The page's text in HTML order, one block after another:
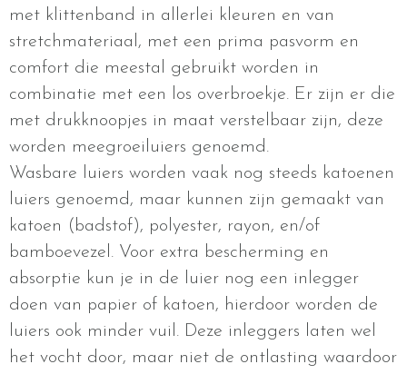
met klittenband in allerlei kleuren en van
stretchmateriaal, met een prima pasvorm en
comfort die meestal gebruikt worden in
combinatie met een los overbroekje. Er zijn er die
met drukknoopjes in maat verstelbaar zijn, deze
worden meegroeiluiers genoemd.
Wasbare luiers worden vaak nog steeds katoenen
luiers genoemd, maar kunnen zijn gemaakt van
katoen (badstof), polyester, rayon, en/of
bamboevezel. Voor extra bescherming en
absorptie kun je in de luier nog een inlegger
doen van papier of katoen, hierdoor worden de
luiers ook minder vuil. Deze inleggers laten wel
het vocht door, maar niet de ontlasting waardoor